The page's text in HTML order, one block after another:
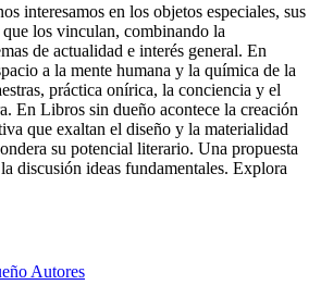
interesamos en los objetos especiales, sus
los vinculan, combinando la
de actualidad e interés general. En
a la mente humana y la química de la
práctica onírica, la conciencia y el
En Libros sin dueño acontece la creación
que exaltan el diseño y la materialidad
su potencial literario. Una propuesta
discusión ideas fundamentales. Explora
Autores